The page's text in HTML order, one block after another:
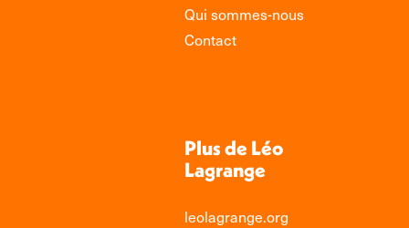
Qui sommes-nous
Contact
Plus de Léo
Lagrange
leolagrange.org